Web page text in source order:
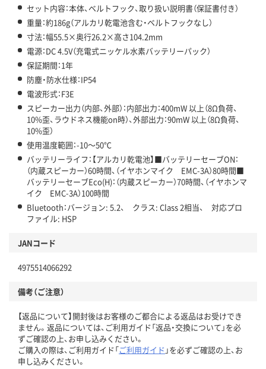
セット内容：本体、ベルトフック、取り扱い説明書（保証書付き）
重量：約186g（アルカリ乾電池含む・ベルトフックなし）
寸法：幅55.5×奥行26.2×高さ104.2mm
電源：DC 4.5V（充電式ニッケル水素バッテリーパック）
保証期間：1年
防塵・防水仕様：IP54
電波形式：F3E
スピーカー出力（内部、外部）：内部出力：400mW 以上（8Ω負荷、
10%歪、ラウドネス機能on時）、外部出力：90mW 以上（8Ω負荷、
10%歪）
使用温度範囲：-10～50℃
バッテリーライフ：【アルカリ乾電池】■バッテリーセーブON：
（内蔵スピーカー）60時間、（イヤホンマイク EMC-3A）80時間■
バッテリーセーブEco(H)：（内蔵スピーカー）70時間、（イヤホンマ
イク EMC-3A）100時間
Bluetooth：バージョン: 5.2、 クラス: Class 2相当、 対応プロ
ファイル: HSP
JANコード
4975514066292
備考（ご注意）
【返品について】開封後はお客様のご都合による返品はお受けでき
ません。返品については、ご利用ガイド「返品・交換について」を必
ずご確認の上、お申し込みください。
ご購入の際は、ご利用ガイド「ご利用ガイド 」を必ずご確認の上、お
申し込みください。